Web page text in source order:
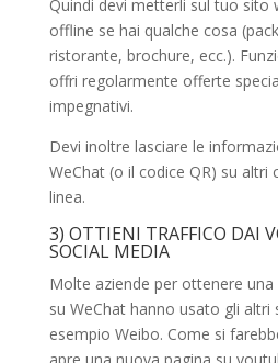
Quindi devi metterli sul tuo sito
offline se hai qualche cosa
ristorante, brochure, ecc.).
offri regolarmente offerte
impegnativi.
Devi inoltre lasciare le
WeChat (o il codice QR) su altri
linea.
3) OTTIENI TRAFFICO DAI
SOCIAL MEDIA
Molte aziende per ottenere una
su WeChat hanno usato gli altri
esempio Weibo. Come si